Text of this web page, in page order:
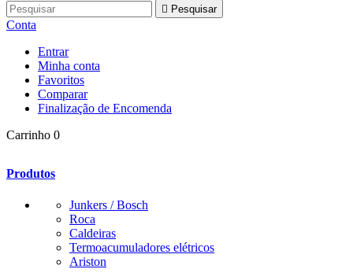
 Pesquisar
Conta
Entrar
Minha conta
Favoritos
Comparar
Finalização de Encomenda
Carrinho 0
Produtos
Junkers / Bosch
Roca
Caldeiras
Termoacumuladores elétricos
Ariston